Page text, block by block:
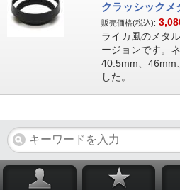
クラッシック
販売価格(税込):
ライカ風のメタ
ージョンです。
40.5mm、46mm
した。